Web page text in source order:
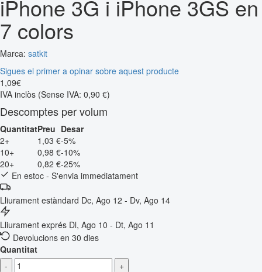
iPhone 3G i iPhone 3GS en
7 colors
Marca: satkit
Sigues el primer a opinar sobre aquest producte
1 ,09€
IVA inclòs (Sense IVA: 0,90 €)
Descomptes per volum
QuantitatPreu Desar
2+
1,03 €-5%
10+
0,98 €-10%
20+
0,82 €-25%
En estoc - S'envia immediatament
Lliurament estàndard Dc, Ago 12 - Dv, Ago 14
Lliurament exprés Dl, Ago 10 - Dt, Ago 11
Devolucions en 30 dies
Quantitat
-
+